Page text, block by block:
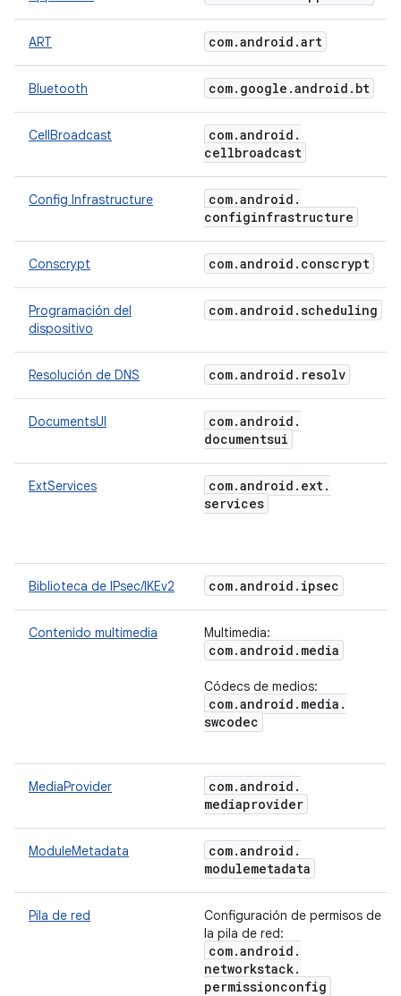
ART com.android .art
Bluetooth com. google .android . bt
CellBroadcast com.android .
cellbroadcast
Config Infrastructure com.android .
configinfrastructure
Conscrypt com.android . conscrypt
Programación del
dispositivo
com.android .scheduling
Resolución de DNS com.android . resolv
DocumentsUI com.android .
documentsui
ExtServices com.android . ext.
services
Biblioteca de IPsec/IKEv2 com.android . ipsec
Contenido multimedia Multimedia:
com.android . media
Códecs de medios:
com.android . media .
swcodec
MediaProvider com.android .
mediaprovider
ModuleMetadata com.android .
modulemetadata
Pila de red
Configuración de permisos de
la pila de red:
com.android .
networkstack.
permissionconfig